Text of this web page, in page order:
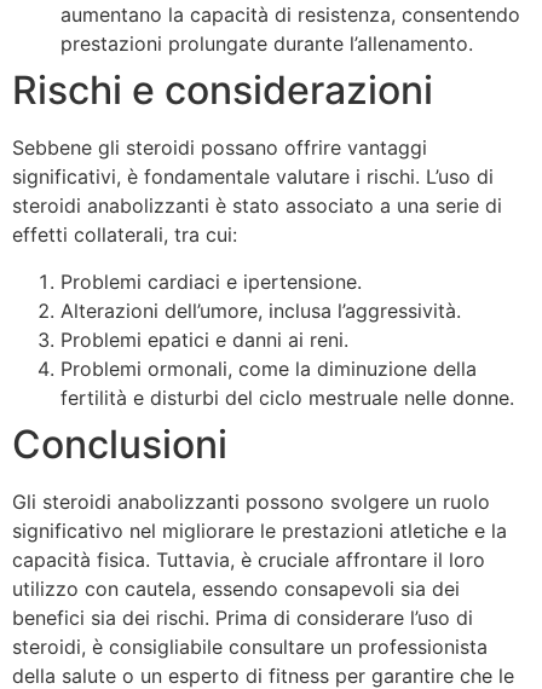
aumentano la capacità di resistenza, consentendo
prestazioni prolungate durante l’allenamento.
Rischi e considerazioni
Sebbene gli steroidi possano offrire vantaggi
significativi, è fondamentale valutare i rischi. L’uso di
steroidi anabolizzanti è stato associato a una serie di
effetti collaterali, tra cui:
Problemi cardiaci e ipertensione.
Alterazioni dell’umore, inclusa l’aggressività.
Problemi epatici e danni ai reni.
Problemi ormonali, come la diminuzione della
fertilità e disturbi del ciclo mestruale nelle donne.
Conclusioni
Gli steroidi anabolizzanti possono svolgere un ruolo
significativo nel migliorare le prestazioni atletiche e la
capacità fisica. Tuttavia, è cruciale affrontare il loro
utilizzo con cautela, essendo consapevoli sia dei
benefici sia dei rischi. Prima di considerare l’uso di
steroidi, è consigliabile consultare un professionista
della salute o un esperto di fitness per garantire che le